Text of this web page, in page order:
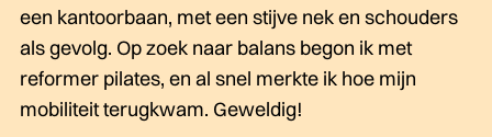
een kantoorbaan, met een stijve nek en schouders
als gevolg. Op zoek naar balans begon ik met
reformer pilates, en al snel merkte ik hoe mijn
mobiliteit terugkwam. Geweldig!